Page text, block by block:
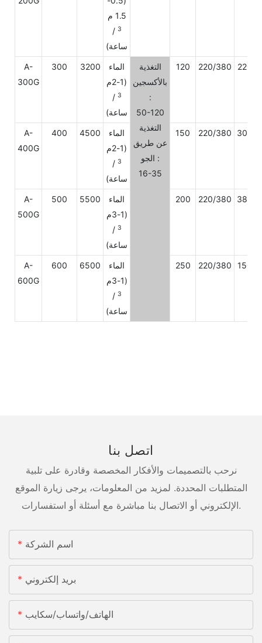
1.5 م
3
/
ساعة)
A-
300G
300 3200
الماء
(1-2م
3
/
ساعة)
التغذية
بالأكسجين
:
50-120
التغذية
عن طريق
الجو :
16-35
120 220/380 2200
A-
400G
400 4500
الماء
(1-2م
3
/
ساعة)
150 220/380 3000
A-
500G
500 5500
الماء
(1-3م
3
/
ساعة)
200 220/380 3800
A-
600G
600 6500
الماء
(1-3م
3
/
ساعة)
250 220/380 1500
اتصل بنا
نرحب بالتصميمات والأفكار المخصصة وقادرة على تلبية
المتطلبات المحددة. لمزيد من المعلومات، يرجى زيارة الموقع
الإلكتروني أو الاتصال بنا مباشرة مع أسئلة أو استفسارات.
اسم الشركة
بريد إلكتروني
الهاتف/واتساب/سكايب